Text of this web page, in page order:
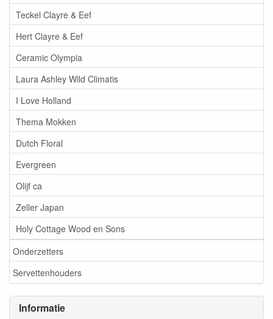
Teckel Clayre & Eef
Hert Clayre & Eef
Ceramic Olympia
Laura Ashley Wild Climatis
I Love Holland
Thema Mokken
Dutch Floral
Evergreen
Olijf ca
Zeller Japan
Holy Cottage Wood en Sons
Onderzetters
Servettenhouders
Informatie